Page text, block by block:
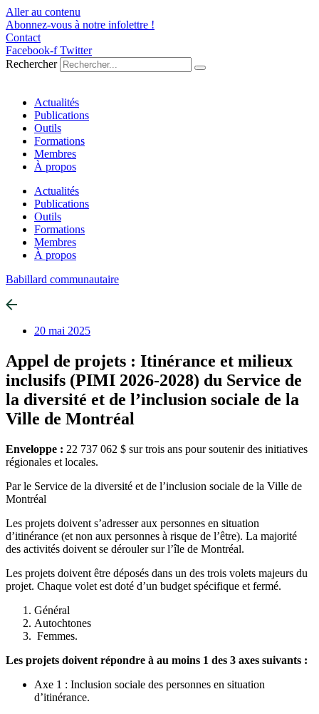
Aller au contenu
Abonnez-vous à notre infolettre !
Contact
Facebook-f Twitter
Rechercher
Actualités
Publications
Outils
Formations
Membres
À propos
Actualités
Publications
Outils
Formations
Membres
À propos
Babillard communautaire
20 mai 2025
Appel de projets : Itinérance et milieux
inclusifs (PIMI 2026-2028) du Service de
la diversité et de l’inclusion sociale de la
Ville de Montréal
Enveloppe : 22 737 062 $ sur trois ans pour soutenir des initiatives
régionales et locales.
Par le Service de la diversité et de l’inclusion sociale de la Ville de
Montréal
Les projets doivent s’adresser aux personnes en situation
d’itinérance (et non aux personnes à risque de l’être). La majorité
des activités doivent se dérouler sur l’île de Montréal.
Les projets doivent être déposés dans un des trois volets majeurs du
projet. Chaque volet est doté d’un budget spécifique et fermé.
Général
Autochtones
Femmes.
Les projets doivent répondre à au moins 1 des 3 axes suivants :
Axe 1 : Inclusion sociale des personnes en situation
d’itinérance.